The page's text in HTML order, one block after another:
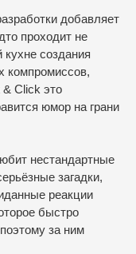
добавляет
проходит не
кухне создания
компромиссов,
Click это
юмор на грани
нестандартные
загадки,
реакции
быстро
за ним